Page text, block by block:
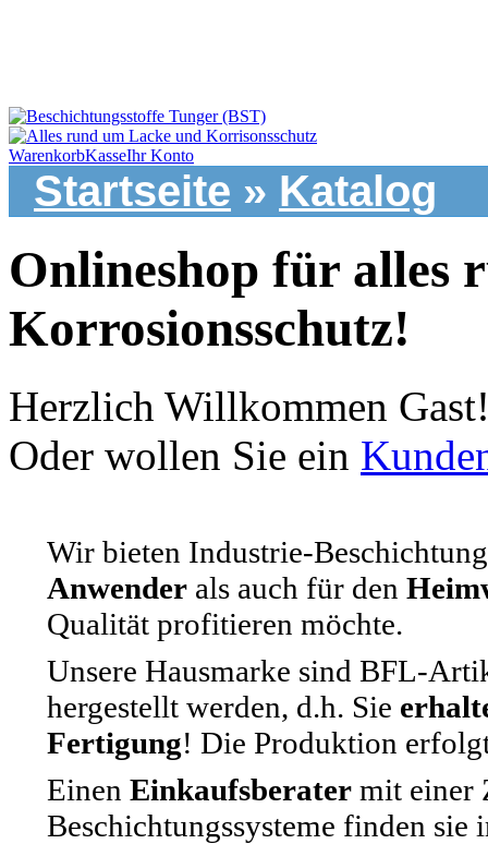
WarenkorbKasseIhr Konto
Startseite » Katalog
Onlineshop für alles
Korrosionsschutz!
Herzlich Willkommen
Oder wollen Sie ein
Wir bieten Industrie-
Anwender als auch für den
Qualität profitieren möchte.
Unsere Hausmarke sind BFL-
hergestellt werden, d.h. Sie
Fertigung! Die Produktion
Einen Einkaufsberater mit einer
Beschichtungssysteme finden sie